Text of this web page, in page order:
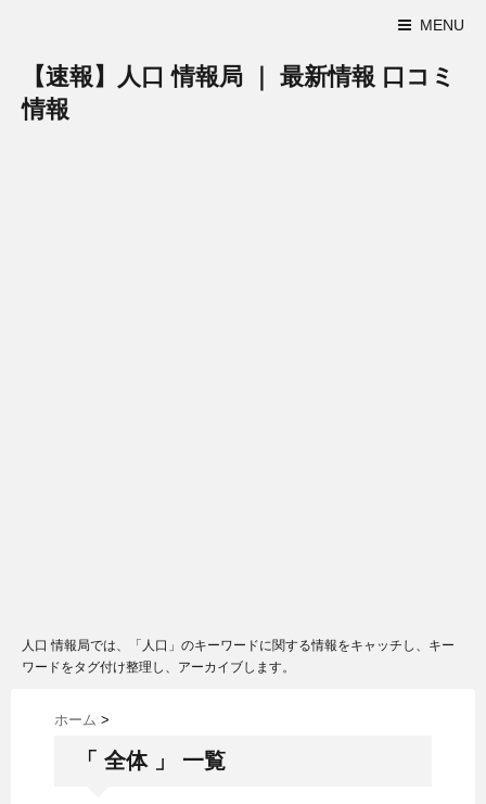
MENU
【速報】人口 情報局 ｜ 最新情報 口コミ
情報
人口 情報局では、「人口」のキーワードに関する情報をキャッチし、キー
ワードをタグ付け整理し、アーカイブします。
ホーム >
「 全体 」 一覧